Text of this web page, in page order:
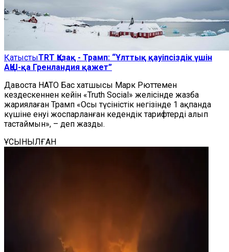
ҚатыстыTRT Қазақ - Трамп: “Ұлттық қауіпсіздік үшін
АҚШ-қа Гренландия қажет”
Давоста НАТО Бас хатшысы Марк Рюттемен
кездескеннен кейін «Truth Social» желісінде жазба
жариялаған Трамп «Осы түсіністік негізінде 1 ақпанда
күшіне енуі жоспарланған кедендік тарифтерді алып
тастаймын», – деп жазды.
ҰСЫНЫЛҒАН